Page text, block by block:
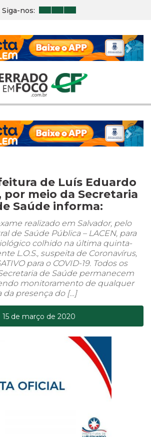
Siga-nos:
Next
Next
de Luís Eduardo
por meio da Secretaria
Saúde informa:
realizado em Salvador, pelo
de Saúde Pública – LACEN, para
colhido na última quinta-
L.O.S., suspeita de Coronavírus,
para o COVID-19. Todos os
de Saúde permanecem
monitoramento de qualquer
da presença do […]
15 de março de 2020